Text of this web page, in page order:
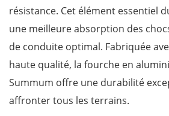
résistance. Cet élément essentiel
une meilleure absorption des
de conduite optimal. Fabriquée
haute qualité, la fourche en
Summum offre une durabilité
affronter tous les terrains.